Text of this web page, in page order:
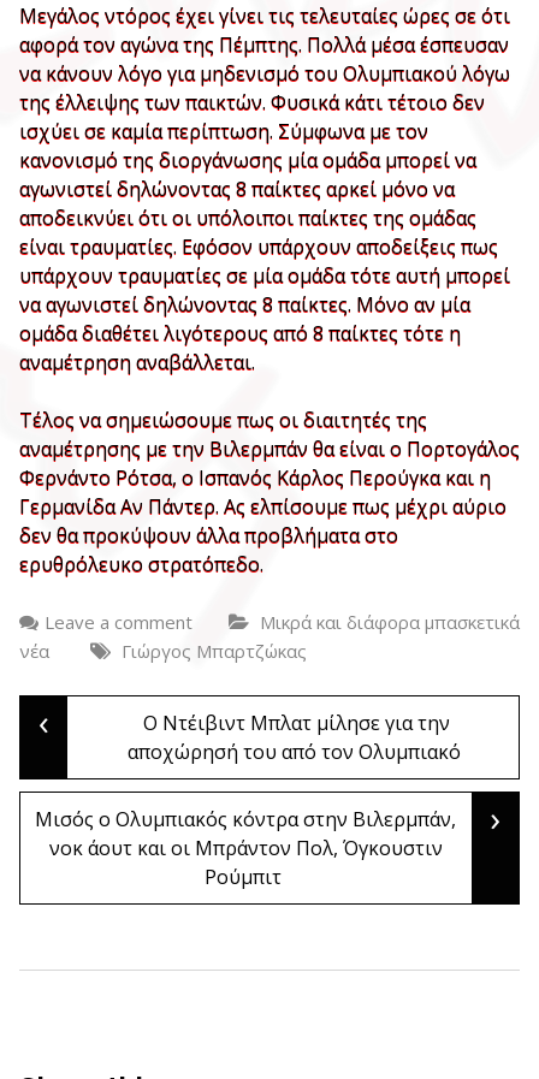
Μεγάλος ντόρος έχει γίνει τις τελευταίες ώρες σε ότι
αφορά τον αγώνα της Πέμπτης. Πολλά μέσα έσπευσαν
να κάνουν λόγο για μηδενισμό του Ολυμπιακού λόγω
της έλλειψης των παικτών. Φυσικά κάτι τέτοιο δεν
ισχύει σε καμία περίπτωση. Σύμφωνα με τον
κανονισμό της διοργάνωσης μία ομάδα μπορεί να
αγωνιστεί δηλώνοντας 8 παίκτες αρκεί μόνο να
αποδεικνύει ότι οι υπόλοιποι παίκτες της ομάδας
είναι τραυματίες. Εφόσον υπάρχουν αποδείξεις πως
υπάρχουν τραυματίες σε μία ομάδα τότε αυτή μπορεί
να αγωνιστεί δηλώνοντας 8 παίκτες. Μόνο αν μία
ομάδα διαθέτει λιγότερους από 8 παίκτες τότε η
αναμέτρηση αναβάλλεται.
Τέλος να σημειώσουμε πως οι διαιτητές της
αναμέτρησης με την Βιλερμπάν θα είναι ο Πορτογάλος
Φερνάντο Ρότσα, ο Ισπανός Κάρλος Περούγκα και η
Γερμανίδα Αν Πάντερ. Ας ελπίσουμε πως μέχρι αύριο
δεν θα προκύψουν άλλα προβλήματα στο
ερυθρόλευκο στρατόπεδο.
Leave a comment
Μικρά και διάφορα μπασκετικά
νέα
Γιώργος Μπαρτζώκας
Post
navigation
‹
Ο Ντέιβιντ Μπλατ μίλησε για την
αποχώρησή του από τον Ολυμπιακό
Μισός ο Ολυμπιακός κόντρα στην Βιλερμπάν,
νοκ άουτ και οι Μπράντον Πολ, Όγκουστιν
Ρούμπιτ
›